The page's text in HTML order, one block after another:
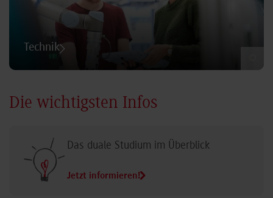
Technik
Die wichtigsten Infos
Das duale Studium im Überblick
Jetzt informieren!